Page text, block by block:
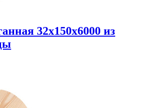
32х150х6000 из